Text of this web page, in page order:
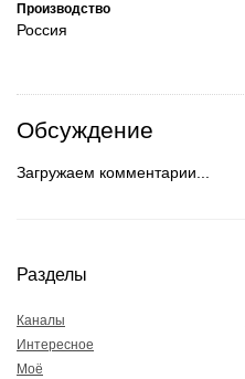
Производство
Россия
Обсуждение
Загружаем комментарии...
Разделы
Каналы
Интересное
Моё